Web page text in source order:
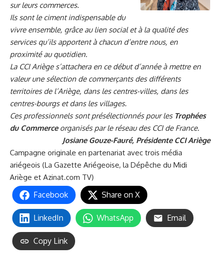
sur leurs commerces.
Ils sont le ciment indispensable du
vivre ensemble, grâce au lien social et à la qualité des
services qu’ils apportent à chacun d’entre nous, en
proximité au quotidien.
La CCI Ariège s’attachera en ce début d’année à mettre en
valeur une sélection de commerçants des différents
territoires de l’Ariège, dans les centres-villes, dans les
centres-bourgs et dans les villages.
Ces professionnels sont présélectionnés pour les Trophées
du Commerceorganisés par le réseau des CCI de France.
Josiane Gouze-Fauré, Présidente CCI Ariège
Campagne originale en partenariat avec trois média
ariégeois (La Gazette Ariégeoise, la Dépêche du Midi
Ariège et Azinat.com TV)
Facebook Share on X
LinkedIn WhatsApp Email
Copy Link